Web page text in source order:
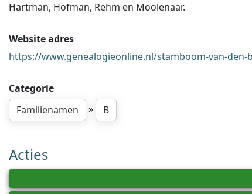
Hartman, Hofman, Rehm en Moolenaar.
Website adres
https://www.genealogieonline.nl/stamboom-van-den-
Categorie
Familienamen
» B
Acties